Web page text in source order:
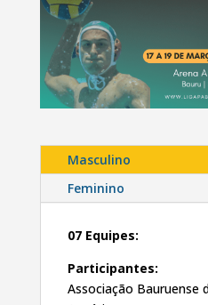
Masculino
Feminino
07 Equipes:
Participantes:
Associação Bauruense